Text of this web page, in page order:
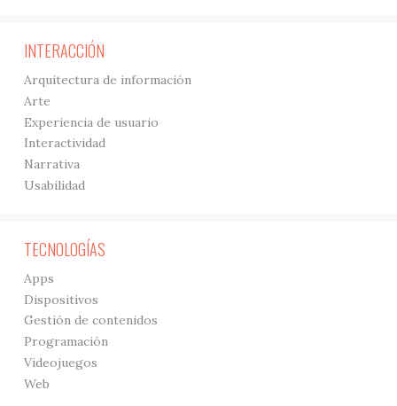
INTERACCIÓN
Arquitectura de información
Arte
Experiencia de usuario
Interactividad
Narrativa
Usabilidad
TECNOLOGÍAS
Apps
Dispositivos
Gestión de contenidos
Programación
Videojuegos
Web